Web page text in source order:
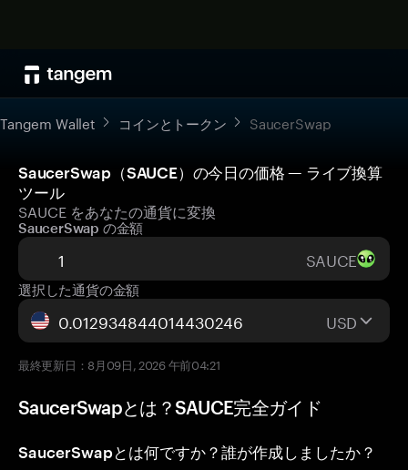
Tangem Wallet コインとトークン SaucerSwap
SaucerSwap（SAUCE）の今日の価格 — ライブ換算
ツール
SAUCE をあなたの通貨に変換
SaucerSwap の金額
SAUCE
選択した通貨の金額
USD
最終更新日：8月09日, 2026 午前04:21
SaucerSwapとは？SAUCE完全ガイド
SaucerSwapとは何ですか？誰が作成しましたか？